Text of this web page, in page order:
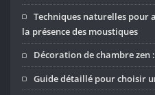
Techniques naturelles
la présence des moustiques
Décoration de chambre
Guide détaillé pour choisir